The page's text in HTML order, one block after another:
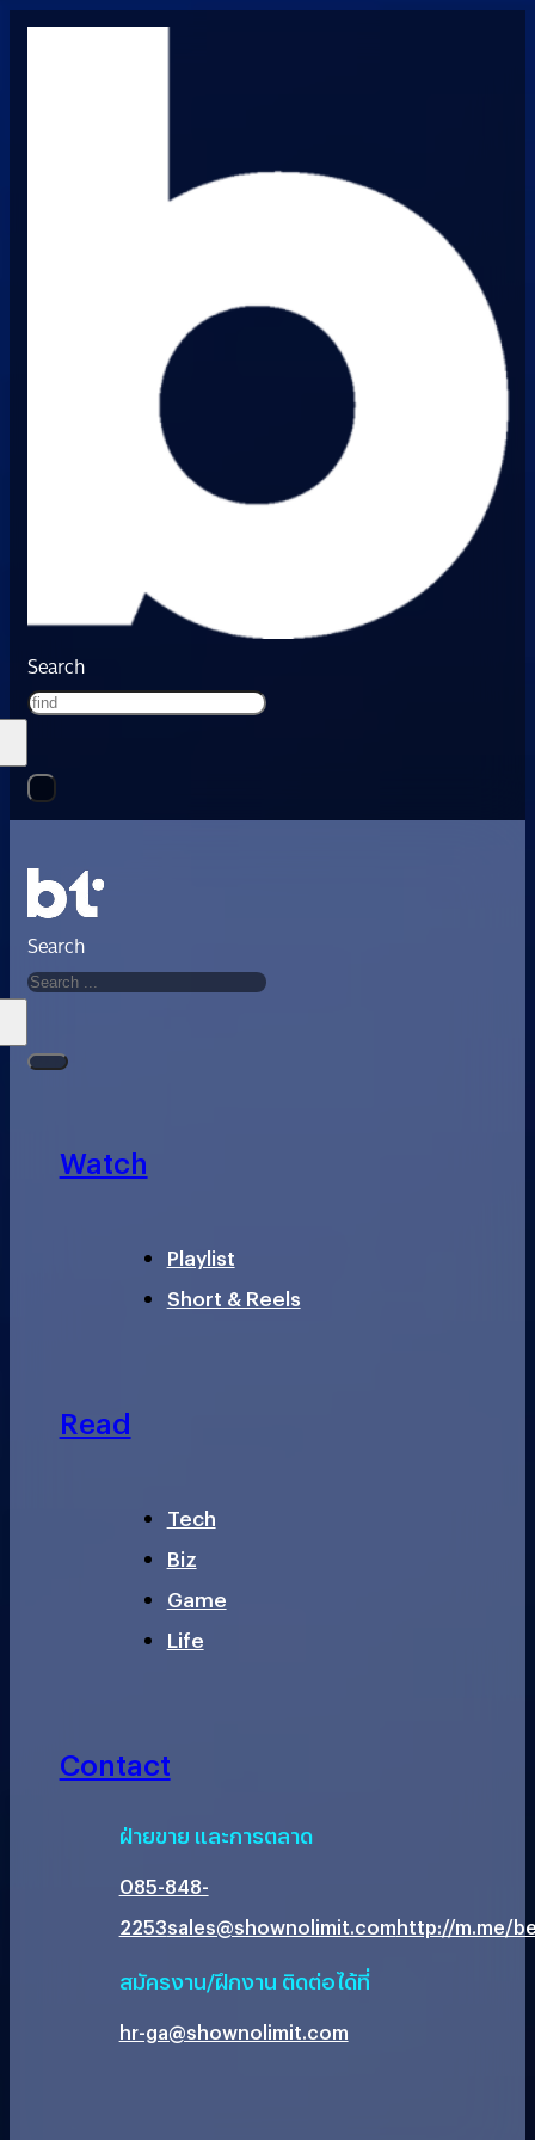
Search
Search
Watch
Playlist
Short & Reels
Read
Tech
Biz
Game
Life
Contact
ฝ่ายขาย และการตลาด
085-848-
2253sales@shownolimit.comhttp://m.me/
สมัครงาน/ฝึกงาน ติดต่อได้ที่
hr-ga@shownolimit.com